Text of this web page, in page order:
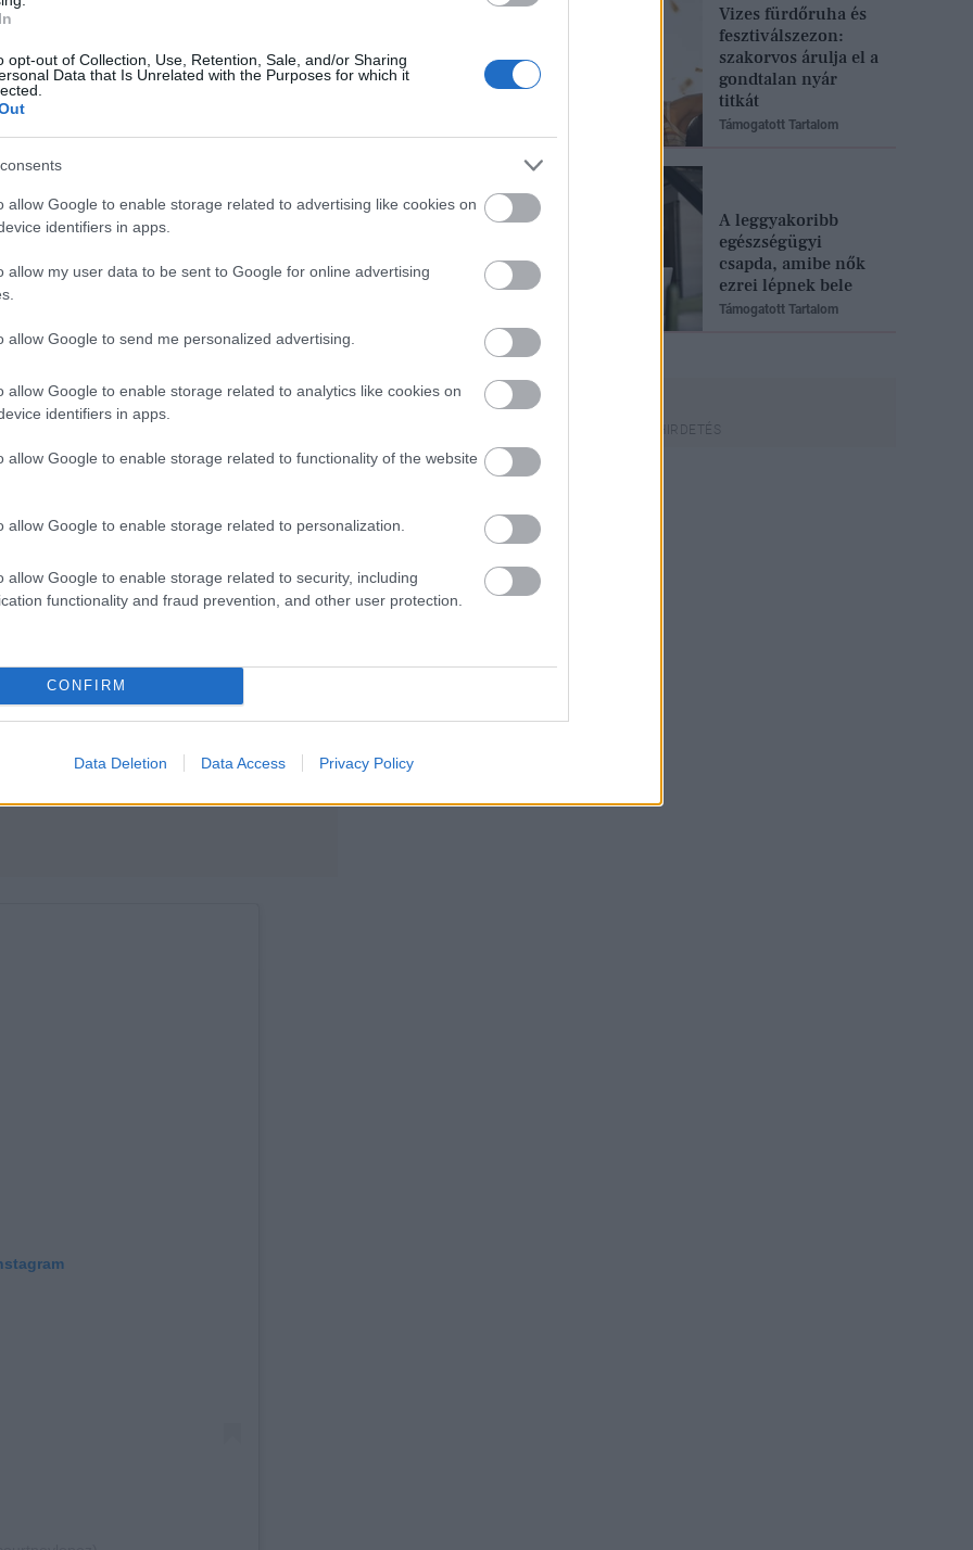
opt-out of Collection, Use, Retention, Sale, and/or Sharing
Data that Is Unrelated with the Purposes for which it
allow Google to enable storage related to advertising like cookies on
identifiers in apps.
allow my user data to be sent to Google for online advertising
allow Google to send me personalized advertising.
allow Google to enable storage related to analytics like cookies on
identifiers in apps.
allow Google to enable storage related to functionality of the website
allow Google to enable storage related to personalization.
allow Google to enable storage related to security, including
functionality and fraud prevention, and other user protection.
CONFIRM
Data Deletion Data Access Privacy Policy
mi történt vele eltűnése alatt
legjobban barátnőjének ünnepelték
a partin természetesen a
ruhában ünnepelte barátnőjét,
Vizes fürdőruha és
fesztiválszezon:
szakorvos árulja el a
gondtalan nyár
titkát
Támogatott Tartalom
A leggyakoribb
egészségügyi
csapda, amibe nők
ezrei lépnek bele
Támogatott Tartalom